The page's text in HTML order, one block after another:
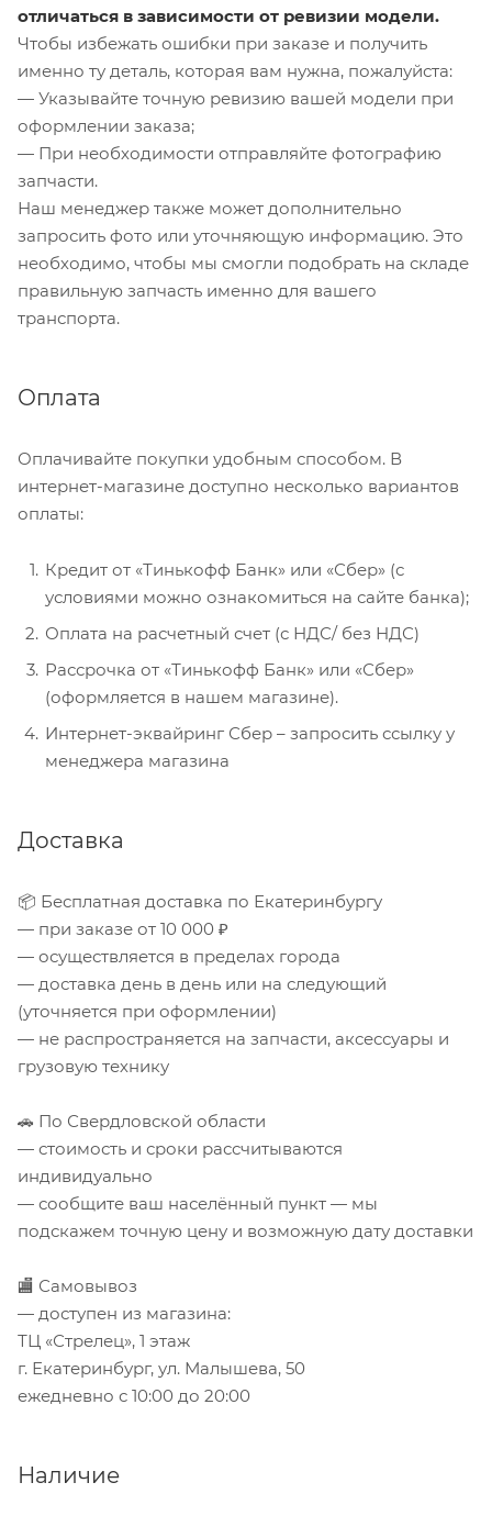
отличаться в зависимости от ревизии модели.
Чтобы избежать ошибки при заказе и получить
именно ту деталь, которая вам нужна, пожалуйста:
— Указывайте точную ревизию вашей модели при
оформлении заказа;
— При необходимости отправляйте фотографию
запчасти.
Наш менеджер также может дополнительно
запросить фото или уточняющую информацию. Это
необходимо, чтобы мы смогли подобрать на складе
правильную запчасть именно для вашего
транспорта.
Оплата
Оплачивайте покупки удобным способом. В
интернет-магазине доступно несколько вариантов
оплаты:
Кредит от «Тинькофф Банк» или «Сбер» (с
условиями можно ознакомиться на сайте банка);
Оплата на расчетный счет (с НДС/ без НДС)
Рассрочка от «Тинькофф Банк» или «Сбер»
(оформляется в нашем магазине).
Интернет-эквайринг Сбер – запросить ссылку у
менеджера магазина
Доставка
📦 Бесплатная доставка по Екатеринбургу
— при заказе от 10 000 ₽
— осуществляется в пределах города
— доставка день в день или на следующий
(уточняется при оформлении)
— не распространяется на запчасти, аксессуары и
грузовую технику
🚗 По Свердловской области
— стоимость и сроки рассчитываются
индивидуально
— сообщите ваш населённый пункт — мы
подскажем точную цену и возможную дату доставки
🏬 Самовывоз
— доступен из магазина:
ТЦ «Стрелец», 1 этаж
г. Екатеринбург, ул. Малышева, 50
ежедневно с 10:00 до 20:00
Наличие